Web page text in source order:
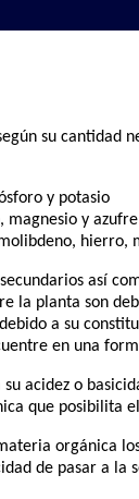
su cantidad
y potasio
magnesio y azufre
hierro,
así
la planta son
a su
en una
acidez o
que posibilita
orgánica
de pasar a la